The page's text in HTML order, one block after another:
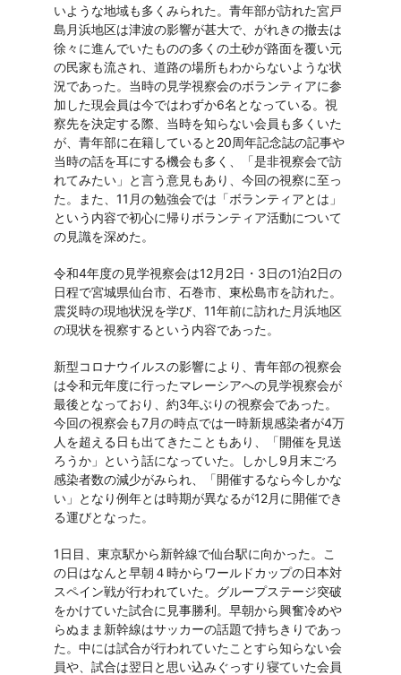
いような地域も多くみられた。青年部が訪れた宮戸
島月浜地区は津波の影響が甚大で、がれきの撤去は
徐々に進んでいたものの多くの土砂が路面を覆い元
の民家も流され、道路の場所もわからないような状
況であった。当時の見学視察会のボランティアに参
加した現会員は今ではわずか6名となっている。視
察先を決定する際、当時を知らない会員も多くいた
が、青年部に在籍していると20周年記念誌の記事や
当時の話を耳にする機会も多く、「是非視察会で訪
れてみたい」と言う意見もあり、今回の視察に至っ
た。また、11月の勉強会では「ボランティアとは」
という内容で初心に帰りボランティア活動について
の見識を深めた。
令和4年度の見学視察会は12月2日・3日の1泊2日の
日程で宮城県仙台市、石巻市、東松島市を訪れた。
震災時の現地状況を学び、11年前に訪れた月浜地区
の現状を視察するという内容であった。
新型コロナウイルスの影響により、青年部の視察会
は令和元年度に行ったマレーシアへの見学視察会が
最後となっており、約3年ぶりの視察会であった。
今回の視察会も7月の時点では一時新規感染者が4万
人を超える日も出てきたこともあり、「開催を見送
ろうか」という話になっていた。しかし9月末ごろ
感染者数の減少がみられ、「開催するなら今しかな
い」となり例年とは時期が異なるが12月に開催でき
る運びとなった。
1日目、東京駅から新幹線で仙台駅に向かった。こ
の日はなんと早朝４時からワールドカップの日本対
スペイン戦が行われていた。グループステージ突破
をかけていた試合に見事勝利。早朝から興奮冷めや
らぬまま新幹線はサッカーの話題で持ちきりであっ
た。中には試合が行われていたことすら知らない会
員や、試合は翌日と思い込みぐっすり寝ていた会員